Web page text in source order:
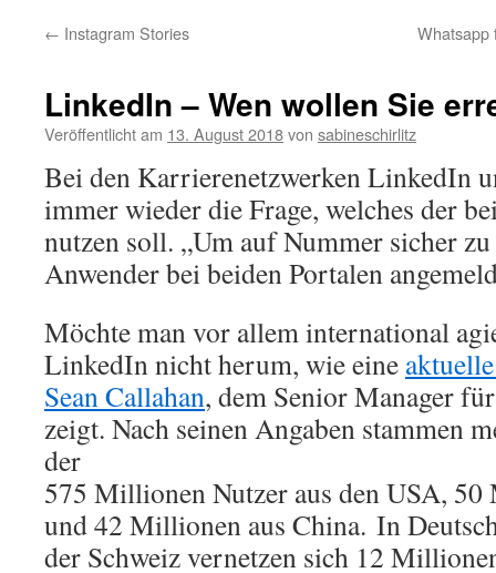
← Instagram Stories Whatsapp
LinkedIn – Wen wollen Sie
Veröffentlicht am 13. August 2018von sabineschirlitz
Bei den Karrierenetzwerken LinkedIn
immer wieder die Frage, welches der
nutzen soll. „Um auf Nummer sicher
Anwender bei beiden Portalen
Möchte man vor allem international
LinkedIn nicht herum, wie eine
Sean Callahan, dem Senior Manager
zeigt. Nach seinen Angaben stammen
der
575 Millionen Nutzer aus den USA,
und 42 Millionen aus China. In
der Schweiz vernetzen sich 12